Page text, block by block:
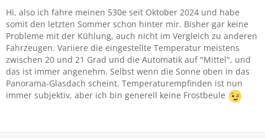
Hi, also ich fahre meinen 530e seit Oktober 2024 und habe
somit den letzten Sommer schon hinter mir. Bisher gar keine
Probleme mit der Kühlung, auch nicht im Vergleich zu anderen
Fahrzeugen. Variiere die eingestellte Temperatur meistens
zwischen 20 und 21 Grad und die Automatik auf "Mittel", und
das ist immer angenehm. Selbst wenn die Sonne oben in das
Panorama-Glasdach scheint. Temperaturempfinden ist nun
immer subjektiv, aber ich bin generell keine Frostbeule